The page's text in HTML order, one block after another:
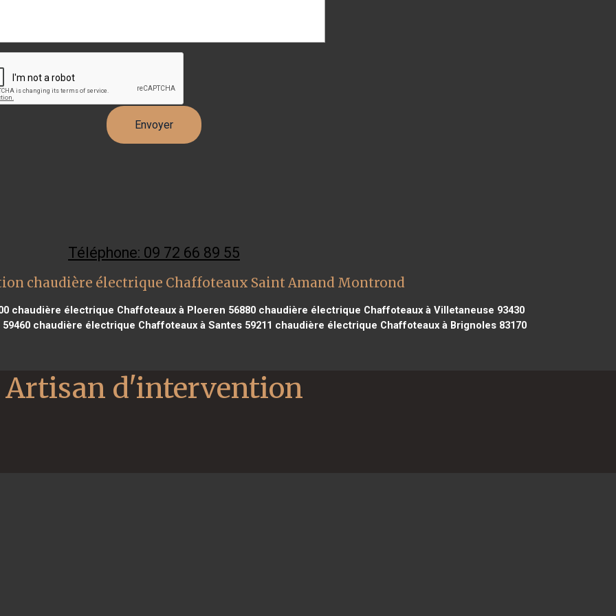
Téléphone: 09 72 66 89 55
chaudière électrique Chaffoteaux Saint Amand Montrond
chaudière électrique Chaffoteaux à Ploeren 56880 chaudière électrique Chaffoteaux à Villetaneuse 93430
chaudière électrique Chaffoteaux à Santes 59211 chaudière électrique Chaffoteaux à Brignoles 83170
Artisan d'intervention